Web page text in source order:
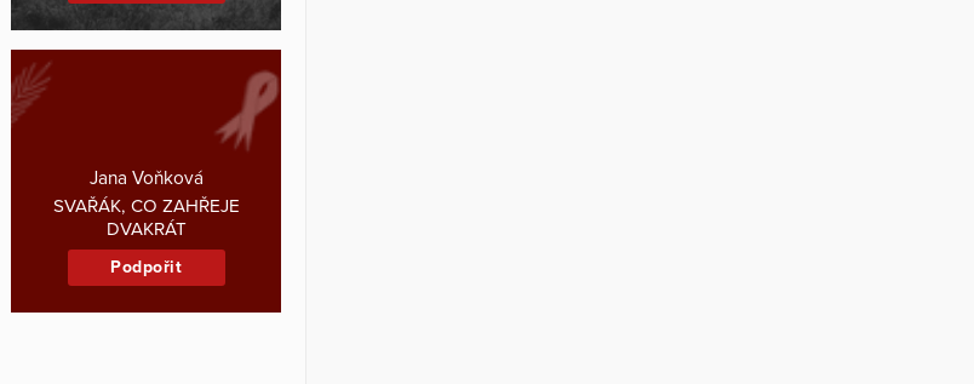
Jana Voňková
SVAŘÁK, CO ZAHŘEJE
DVAKRÁT
Podpořit